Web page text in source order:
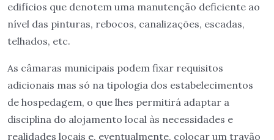
edifícios que denotem uma manutenção deficiente ao
nível das pinturas, rebocos, canalizações, escadas,
telhados, etc.
As câmaras municipais podem fixar requisitos
adicionais mas só na tipologia dos estabelecimentos
de hospedagem, o que lhes permitirá adaptar a
disciplina do alojamento local às necessidades e
realidades locais e, eventualmente, colocar um travão